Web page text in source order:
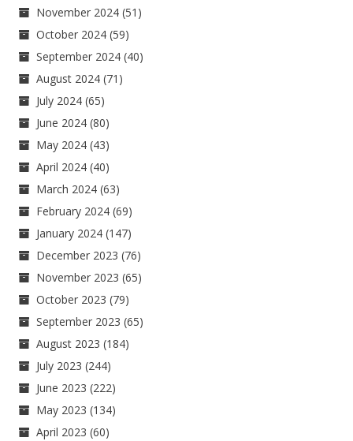
November 2024 (51)
October 2024 (59)
September 2024 (40)
August 2024 (71)
July 2024 (65)
June 2024 (80)
May 2024 (43)
April 2024 (40)
March 2024 (63)
February 2024 (69)
January 2024 (147)
December 2023 (76)
November 2023 (65)
October 2023 (79)
September 2023 (65)
August 2023 (184)
July 2023 (244)
June 2023 (222)
May 2023 (134)
April 2023 (60)